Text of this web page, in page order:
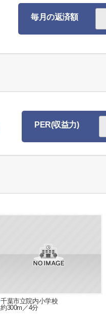
毎月の返済額
PER(収益力)
千葉市立院内小学校
約300m／4分